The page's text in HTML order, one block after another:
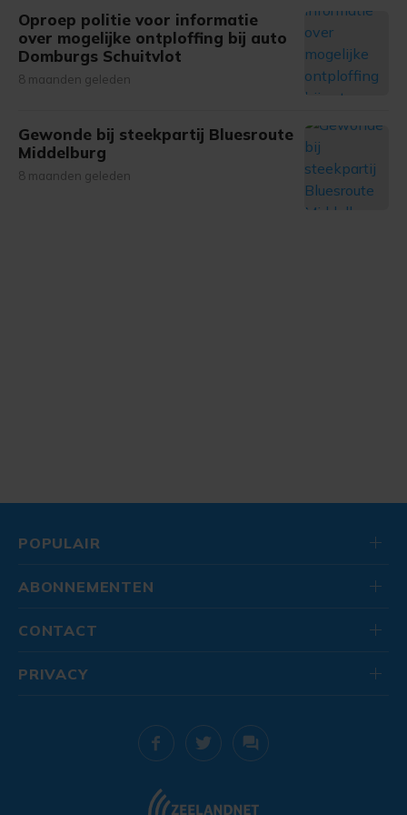
Oproep politie voor informatie
over mogelijke ontploffing bij auto
Domburgs Schuitvlot
8 maanden geleden
Gewonde bij steekpartij Bluesroute
Middelburg
8 maanden geleden
POPULAIR
ABONNEMENTEN
CONTACT
PRIVACY